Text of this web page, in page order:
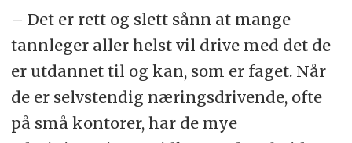
– Det er rett og slett sånn at mange
tannleger aller helst vil drive med det de
er utdannet til og kan, som er faget. Når
de er selvstendig næringsdrivende, ofte
på små kontorer, har de mye